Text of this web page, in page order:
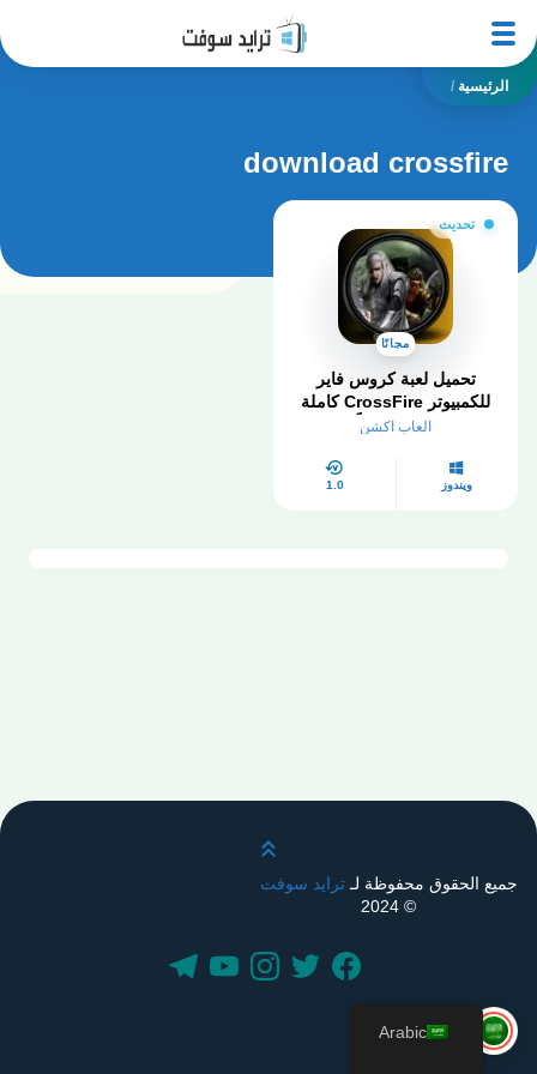
الرئيسية /
download crossfire
تحديث
مجانًا
تحميل لعبة كروس فاير
للكمبيوتر CrossFire كاملة
2025 مجاناً
العاب اكشن
ويندوز 1.0
قم بالتمرير لأعلى
جميع الحقوق محفوظة لـترايد سوفت
© 2024
Arabic